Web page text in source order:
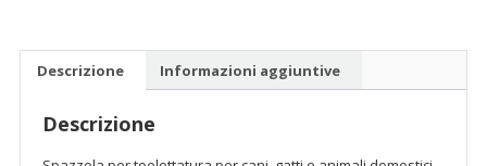
Descrizione Informazioni aggiuntive
Descrizione